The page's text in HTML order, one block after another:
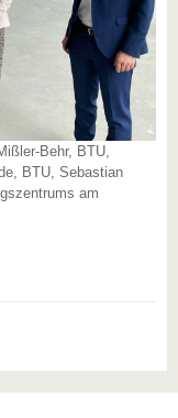
Behr, BTU,
BTU, Sebastian
am